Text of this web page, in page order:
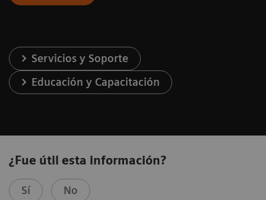
Servicios y Soporte
Educación y Capacitación
¿Fue útil esta información?
Sí No